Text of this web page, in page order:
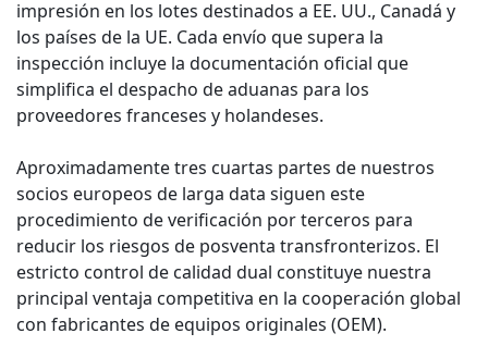
impresión en los lotes destinados a EE. UU., Canadá y
los países de la UE. Cada envío que supera la
inspección incluye la documentación oficial que
simplifica el despacho de aduanas para los
proveedores franceses y holandeses.
Aproximadamente tres cuartas partes de nuestros
socios europeos de larga data siguen este
procedimiento de verificación por terceros para
reducir los riesgos de posventa transfronterizos. El
estricto control de calidad dual constituye nuestra
principal ventaja competitiva en la cooperación global
con fabricantes de equipos originales (OEM).